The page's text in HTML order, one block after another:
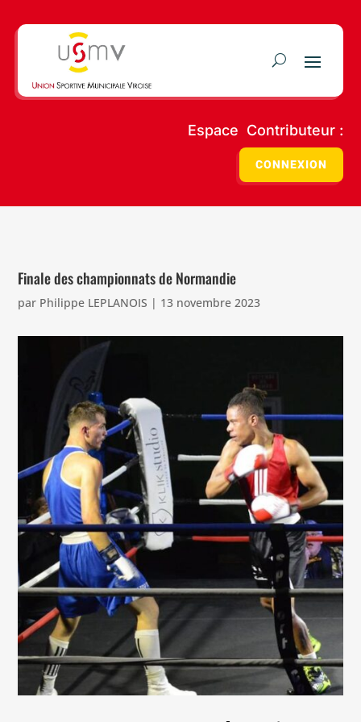
Espace Contributeur :
CONNEXION
Finale des championnats de Normandie
par Philippe LEPLANOIS | 13 novembre 2023